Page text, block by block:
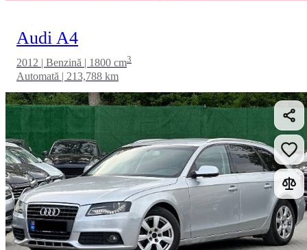
Audi A4
2012 | Benzină | 1800 cm3
Automată | 213,788 km